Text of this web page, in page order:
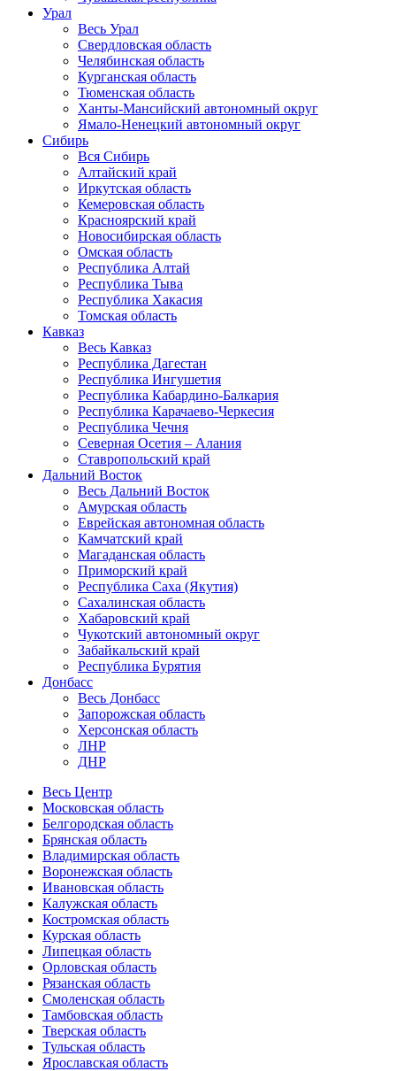
Урал
Весь Урал
Свердловская область
Челябинская область
Курганская область
Тюменская область
Ханты-Мансийский автономный округ
Ямало-Ненецкий автономный округ
Сибирь
Вся Сибирь
Алтайский край
Иркутская область
Кемеровская область
Красноярский край
Новосибирская область
Омская область
Республика Алтай
Республика Тыва
Республика Хакасия
Томская область
Кавказ
Весь Кавказ
Республика Дагестан
Республика Ингушетия
Республика Кабардино-Балкария
Республика Карачаево-Черкесия
Республика Чечня
Северная Осетия – Алания
Ставропольский край
Дальний Восток
Весь Дальний Восток
Амурская область
Еврейская автономная область
Камчатский край
Магаданская область
Приморский край
Республика Саха (Якутия)
Сахалинская область
Хабаровский край
Чукотский автономный округ
Забайкальский край
Республика Бурятия
Донбасс
Весь Донбасс
Запорожская область
Херсонская область
ЛНР
ДНР
Весь Центр
Московская область
Белгородская область
Брянская область
Владимирская область
Воронежская область
Ивановская область
Калужская область
Костромская область
Курская область
Липецкая область
Орловская область
Рязанская область
Смоленская область
Тамбовская область
Тверская область
Тульская область
Ярославская область